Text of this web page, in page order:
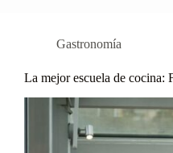
Gastronomía
La mejor escuela de cocina: